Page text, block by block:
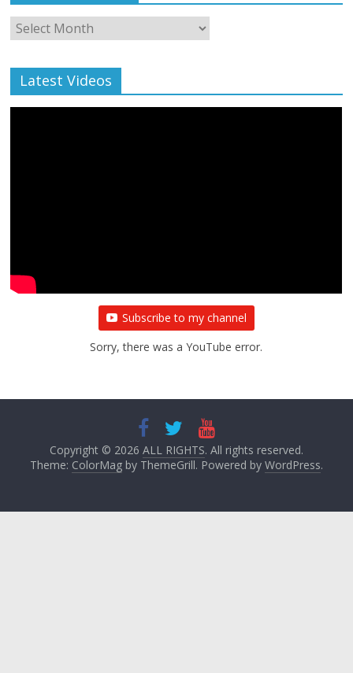
Monthly
Archive
Latest Videos
Subscribe to my channel
Sorry, there was a YouTube error.
Copyright © 2026 ALL RIGHTS. All rights reserved.
Theme: ColorMagby ThemeGrill. Powered by WordPress.